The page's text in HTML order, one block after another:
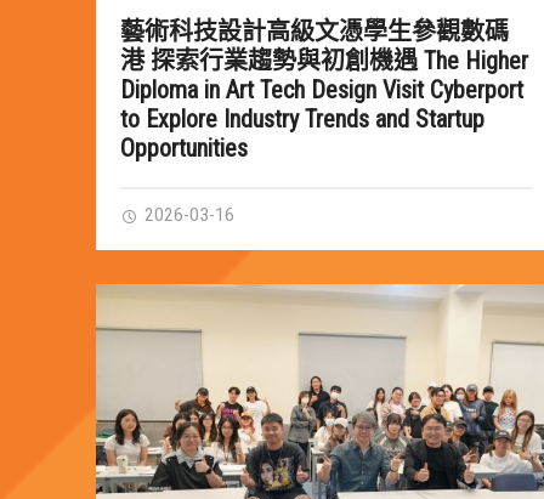
藝術科技設計高級文憑學生參觀數碼
港 探索行業趨勢與初創機遇 The Higher
Diploma in Art Tech Design Visit Cyberport
to Explore Industry Trends and Startup
Opportunities
2026-03-16